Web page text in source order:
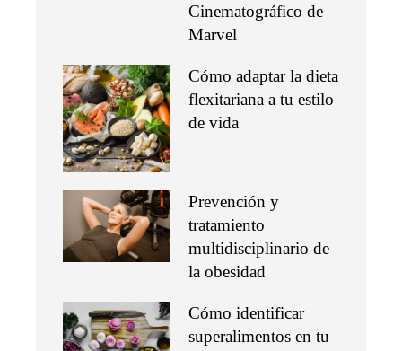
Cinematográfico de
Marvel
Cómo adaptar la dieta
flexitariana a tu estilo
de vida
Prevención y
tratamiento
multidisciplinario de
la obesidad
Cómo identificar
superalimentos en tu